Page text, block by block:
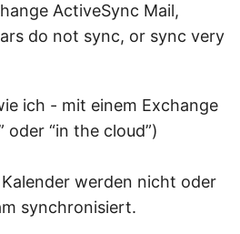
ActiveSync Mail,
do not sync, or sync very
ich - mit einem Exchange
oder “in the cloud”)
werden nicht oder
synchronisiert.